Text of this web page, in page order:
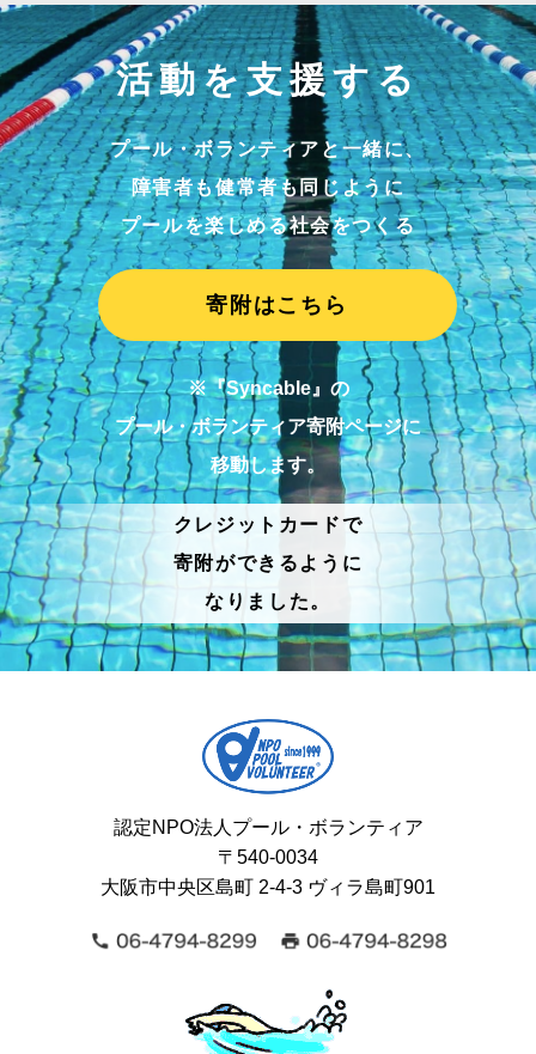
活動を支援する
プール・ボランティアと一緒に、
障害者も健常者も同じように
プールを楽しめる社会をつくる
寄附はこちら
※『Syncable』の
プール・ボランティア寄附ページに
移動します。
クレジットカードで
寄附ができるように
なりました。
認定NPO法人プール・ボランティア
〒540-0034
大阪市中央区島町 2-4-3 ヴィラ島町901